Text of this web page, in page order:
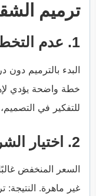
ترميم
1. عدم التخطيط الجيد والاستعجال
البدء بالترميم
خطة واضحة يؤدي
للتفكير في
2. اختيار الشركة الأرخص فقط
السعر المنخفض
غير ماهرة.